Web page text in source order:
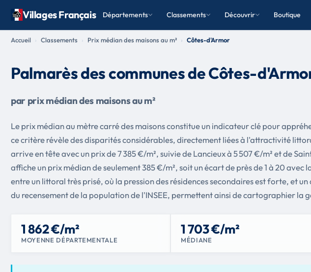
Villages Français Départements Classements Découvrir Boutique
Accueil Classements Prix médian des maisons au m² Côtes-d'Armor
Palmarès des communes de Côtes-
par prix médian des maisons au m²
Le prix médian au mètre carré des maisons constitue un indicateur clé pour
ce critère révèle des disparités considérables, directement liées à l'attractivité
arrive en tête avec un prix de 7 385 €/m², suivie de Lancieux à 5 507 €/m² et de
affiche un prix médian de seulement 385 €/m², soit un écart de près de 1 à 20
entre un littoral très prisé, où la pression des résidences secondaires est forte, et
du recensement de la population de l'INSEE, permettent ainsi de cartographier
1 862 €/m²
MOYENNE DÉPARTEMENTALE
1 703 €/m²
MÉDIANE